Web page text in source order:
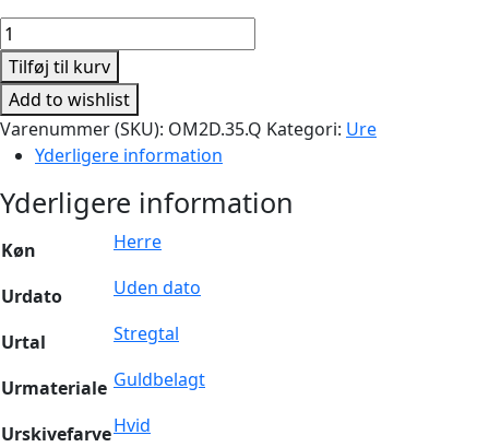
Classic
35mm
Quartz
Guldbelagt
skive
antal
Tilføj til kurv
Add to wishlist
Varenummer (SKU): OM2D.35.Q Kategori: Ure
Yderligere information
Yderligere information
Køn Herre
Urdato Uden dato
Urtal Stregtal
Urmateriale Guldbelagt
UrskivefarveHvid